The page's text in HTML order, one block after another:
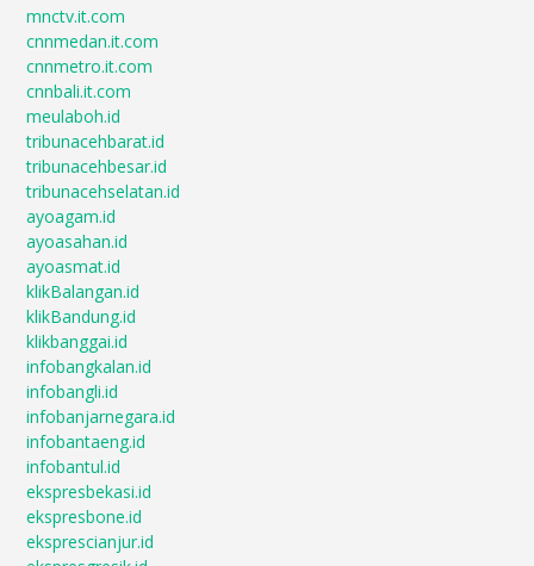
mnctv.it.com
cnnmedan.it.com
cnnmetro.it.com
cnnbali.it.com
meulaboh.id
tribunacehbarat.id
tribunacehbesar.id
tribunacehselatan.id
ayoagam.id
ayoasahan.id
ayoasmat.id
klikBalangan.id
klikBandung.id
klikbanggai.id
infobangkalan.id
infobangli.id
infobanjarnegara.id
infobantaeng.id
infobantul.id
ekspresbekasi.id
ekspresbone.id
eksprescianjur.id